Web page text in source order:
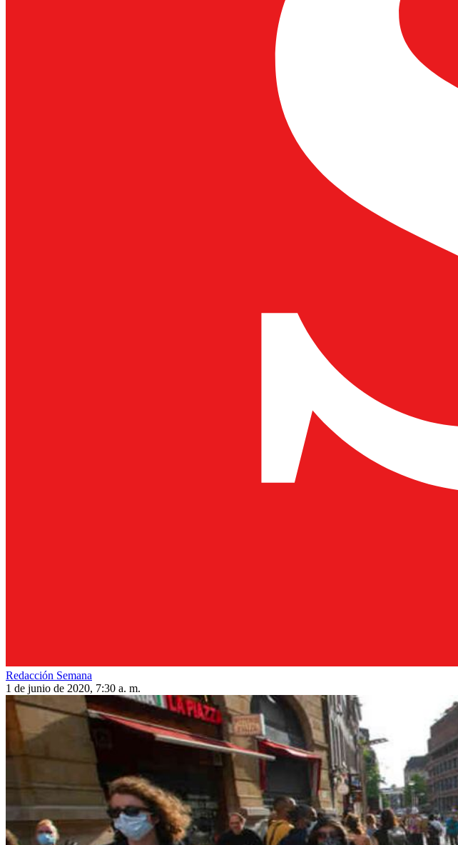
Redacción Semana
1 de junio de 2020, 7:30 a. m.